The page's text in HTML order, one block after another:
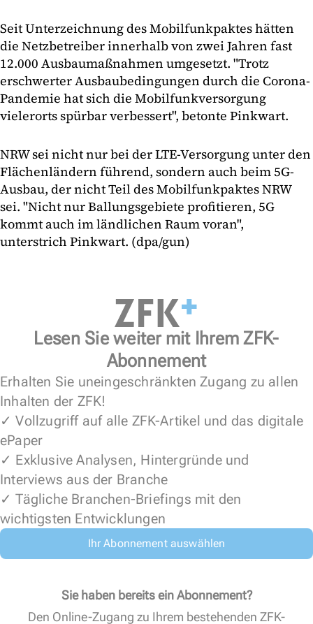
Seit Unterzeichnung des Mobilfunkpaktes hätten
die Netzbetreiber innerhalb von zwei Jahren fast
12.000 Ausbaumaßnahmen umgesetzt. "Trotz
erschwerter Ausbaubedingungen durch die Corona-
Pandemie hat sich die Mobilfunkversorgung
vielerorts spürbar verbessert", betonte Pinkwart.
NRW sei nicht nur bei der LTE-Versorgung unter den
Flächenländern führend, sondern auch beim 5G-
Ausbau, der nicht Teil des Mobilfunkpaktes NRW
sei. "Nicht nur Ballungsgebiete profitieren, 5G
kommt auch im ländlichen Raum voran",
unterstrich Pinkwart. (dpa/gun)
Lesen Sie weiter mit Ihrem ZFK-
Abonnement
Erhalten Sie uneingeschränkten Zugang zu allen
Inhalten der ZFK!
✓ Vollzugriff auf alle ZFK-Artikel und das digitale
ePaper
✓ Exklusive Analysen, Hintergründe und
Interviews aus der Branche
✓ Tägliche Branchen-Briefings mit den
wichtigsten Entwicklungen
Ihr Abonnement auswählen
Sie haben bereits ein Abonnement?
Den Online-Zugang zu Ihrem bestehenden ZFK-